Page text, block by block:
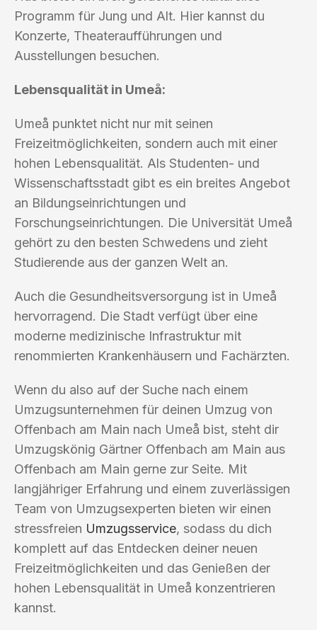
Programm für Jung und Alt. Hier kannst du
Konzerte, Theateraufführungen und
Ausstellungen besuchen.
Lebensqualität in Umeå:
Umeå punktet nicht nur mit seinen
Freizeitmöglichkeiten, sondern auch mit einer
hohen Lebensqualität. Als Studenten- und
Wissenschaftsstadt gibt es ein breites Angebot
an Bildungseinrichtungen und
Forschungseinrichtungen. Die Universität Umeå
gehört zu den besten Schwedens und zieht
Studierende aus der ganzen Welt an.
Auch die Gesundheitsversorgung ist in Umeå
hervorragend. Die Stadt verfügt über eine
moderne medizinische Infrastruktur mit
renommierten Krankenhäusern und Fachärzten.
Wenn du also auf der Suche nach einem
Umzugsunternehmen für deinen Umzug von
Offenbach am Main nach Umeå bist, steht dir
Umzugskönig Gärtner Offenbach am Main aus
Offenbach am Main gerne zur Seite. Mit
langjähriger Erfahrung und einem zuverlässigen
Team von Umzugsexperten bieten wir einen
stressfreien Umzugsservice, sodass du dich
komplett auf das Entdecken deiner neuen
Freizeitmöglichkeiten und das Genießen der
hohen Lebensqualität in Umeå konzentrieren
kannst.